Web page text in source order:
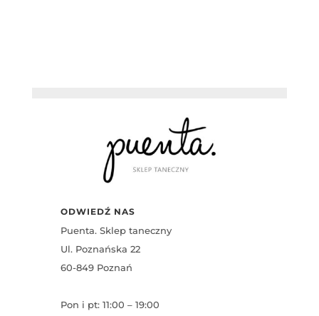
ODWIEDŹ NAS
Puenta. Sklep taneczny
Ul. Poznańska 22
60-849 Poznań
Pon i pt: 11:00 – 19:00